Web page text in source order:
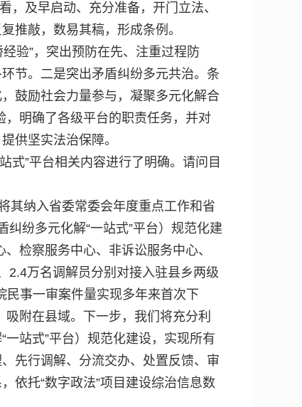
及早启动、充分准备，开门立法、
推敲，数易其稿，形成条例。
验”，突出预防在先、注重过程防
节。二是突出矛盾纠纷多元共治。条
鼓励社会力量参与，凝聚多元化解合
，明确了各级平台的职责任务，并对
供坚实法治保障。
式”平台相关内容进行了明确。请问目
其纳入省委常委会年度重点工作和省
纷多元化解“一站式”平台）规范化建
检察服务中心、非诉讼服务中心、
2.4万名调解员分别对接入驻县乡两级
事一审案件量实现多年来首次下
附在县域。下一步，我们将充分利
站式”平台）规范化建设，实现所有
先行调解、分流交办、处置反馈、审
依托“数字政法”项目建设综治信息数